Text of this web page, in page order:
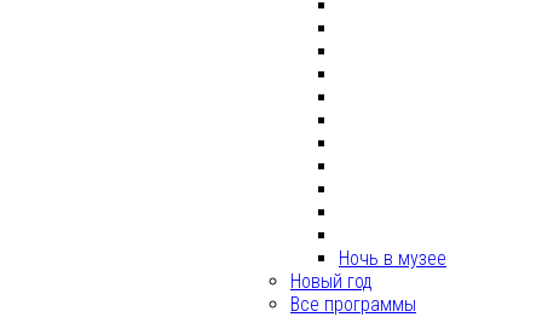
Ночь в музее
Новый год
Все программы